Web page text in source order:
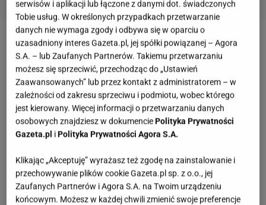
Skórzana kosmetyczka – mały format, duży styl
Minimalistyczna kosmetyczka w czekoladowym
brązie to jeden z tychdodatków, które szybko stają
się niezbędne. Naturalna skóra o wyrazistej fakturze
i prosta forma sprawiają, że pasuje do każdej
solo - na szybkie wyjście lub w podróży. Idealna dla
kobiet, które lubią porządek, ale nie rezygnują z
estetyki nawet w najmniejszych detalach.
serwisów i aplikacji lub łączone z danymi dot. świadczonych
Tobie usług. W określonych przypadkach przetwarzanie
danych nie wymaga zgody i odbywa się w oparciu o
uzasadniony interes Gazeta.pl, jej spółki powiązanej – Agora
S.A. – lub Zaufanych Partnerów. Takiemu przetwarzaniu
możesz się sprzeciwić, przechodząc do „Ustawień
Zaawansowanych” lub przez kontakt z administratorem – w
zależności od zakresu sprzeciwu i podmiotu, wobec którego
jest kierowany. Więcej informacji o przetwarzaniu danych
osobowych znajdziesz w dokumenciePolityka Prywatności
Gazeta.pl iPolityka Prywatności Agora S.A.
Klikając „Akceptuję” wyrażasz też zgodę na zainstalowanie i
przechowywanie plików cookie Gazeta.pl sp. z o.o., jej
Zaufanych Partnerów i Agora S.A. na Twoim urządzeniu
końcowym. Możesz w każdej chwili zmienić swoje preferencje